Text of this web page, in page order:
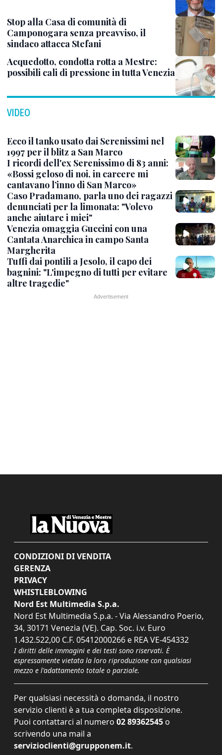
Stop alla Casa di comunità di
Camponogara senza preavviso, il
sindaco attacca Stefani
Acquedotto, condotta rotta a Mestre:
possibili cali di pressione in tutta Venezia
VIDEO
Ecco il tanko usato dai Serenissimi nel
1997 per il blitz a San Marco
I ricordi dell'ex Serenissimo di 83 anni:
«Bossi geloso di noi, in carcere mi
cantavano l’inno di San Marco»
Caso Pradamano, parla uno dei ragazzi
denunciati per la limonata: "Volevo
anche aiutare i miei"
Venezia omaggia Guccini con una
Cantata Anarchica in campo Santa
Margherita
Tuffi dai pontili a Jesolo, il capo dei
bagnini: "L'impegno di tutti per evitare
altre tragedie"
CONDIZIONI DI VENDITA
GERENZA
PRIVACY
WHISTLEBLOWING
Nord Est Multimedia S.p.a.
Nord Est Multimedia S.p.a. - Via Alessandro Poerio,
34, 30171 Venezia (VE). Cap. Soc. i.v. Euro
1.432.522,00 C.F. 05412000266 e REA VE-454332
I diritti delle immagini e dei testi sono riservati. È
espressamente vietata la loro riproduzione con qualsiasi
mezzo e l'adattamento totale o parziale.
Per qualsiasi necessità o domanda, il nostro
servizio clienti è a tua completa disposizione.
Puoi contattarci al numero 02 89362545 o
scrivendo una mail a
servizioclienti@grupponem.it.